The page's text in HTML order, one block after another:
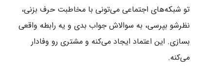
تو شبکه‌های اجتماعی می‌تونی با مخاطبت حرف بزنی،
نظرشو بپرسی، به سوالاش جواب بدی و یه رابطه واقعی
بسازی. این اعتماد ایجاد می‌کنه و مشتری رو وفادار
می‌کنه.